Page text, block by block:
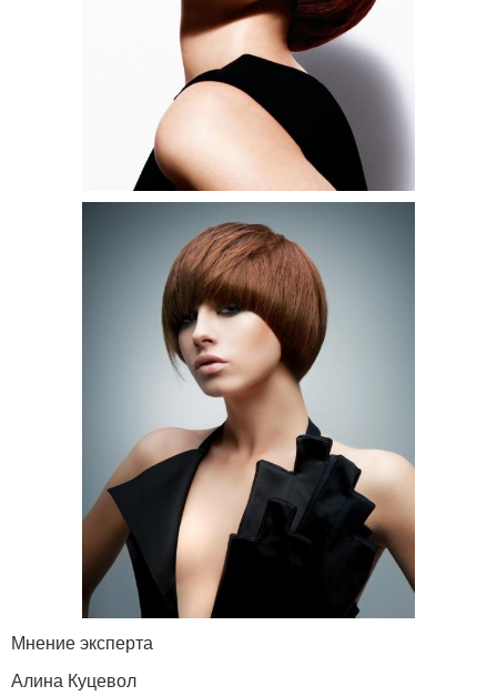
Мнение эксперта
Алина Куцевол